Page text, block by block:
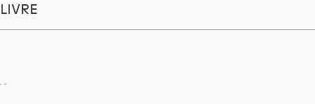
LIVRE